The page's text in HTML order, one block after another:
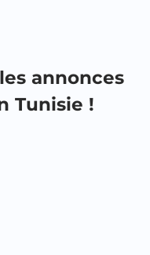
annonces
Tunisie !